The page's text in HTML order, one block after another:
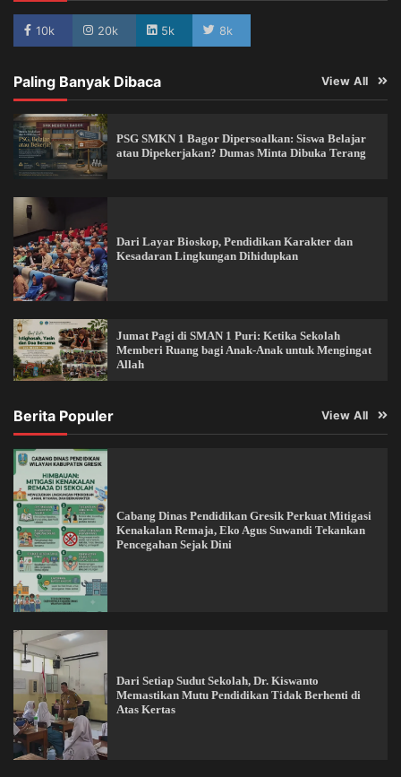
10k 20k 5k 8k
Paling Banyak Dibaca View All
PSG SMKN 1 Bagor Dipersoalkan: Siswa Belajar
atau Dipekerjakan? Dumas Minta Dibuka Terang
Dari Layar Bioskop, Pendidikan Karakter dan
Kesadaran Lingkungan Dihidupkan
Jumat Pagi di SMAN 1 Puri: Ketika Sekolah
Memberi Ruang bagi Anak-Anak untuk Mengingat
Allah
Berita Populer View All
Cabang Dinas Pendidikan Gresik Perkuat Mitigasi
Kenakalan Remaja, Eko Agus Suwandi Tekankan
Pencegahan Sejak Dini
Dari Setiap Sudut Sekolah, Dr. Kiswanto
Memastikan Mutu Pendidikan Tidak Berhenti di
Atas Kertas